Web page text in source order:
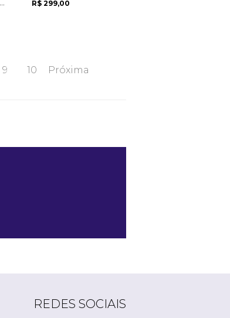
R$ 299,00
9 10 Próxima
REDES SOCIAIS